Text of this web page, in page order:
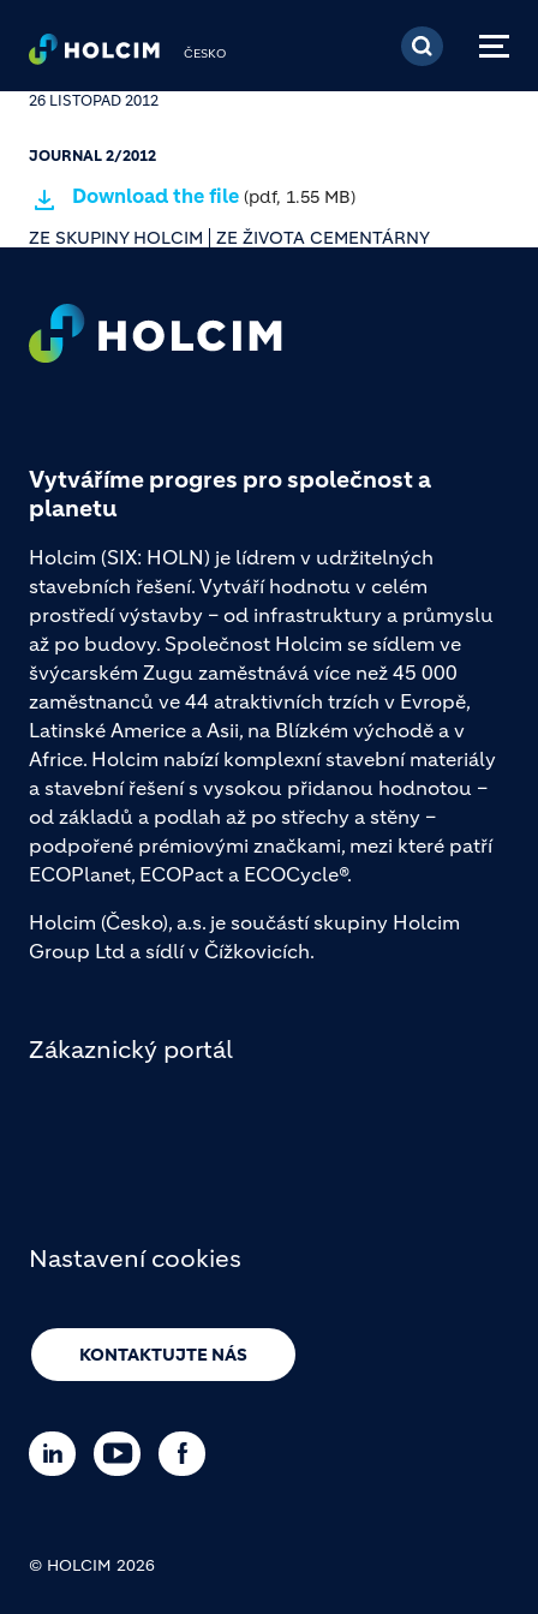
Přejít k hlavnímu
ČESKO
JOURNAL 2/2012
26 LISTOPAD 2012
JOURNAL 2/2012
Download the file (pdf, 1.55 MB)
ZE SKUPINY HOLCIM
ZE ŽIVOTA CEMENTÁRNY
Footer
KONTAKTUJTE NÁS
Vytváříme progres pro společnost a
planetu
Holcim (SIX: HOLN) je lídrem v udržitelných
stavebních řešení. Vytváří hodnotu v celém
prostředí výstavby – od infrastruktury a průmyslu
až po budovy. Společnost Holcim se sídlem ve
švýcarském Zugu zaměstnává více než 45 000
zaměstnanců ve 44 atraktivních trzích v Evropě,
Latinské Americe a Asii, na Blízkém východě a v
Africe. Holcim nabízí komplexní stavební materiály
a stavební řešení s vysokou přidanou hodnotou –
od základů a podlah až po střechy a stěny –
podpořené prémiovými značkami, mezi které patří
ECOPlanet, ECOPact a ECOCycle®.
Holcim (Česko), a.s. je součástí skupiny Holcim
Group Ltd a sídlí v Čížkovicích.
Zákaznický portál
Nastavení cookies
© HOLCIM 2026